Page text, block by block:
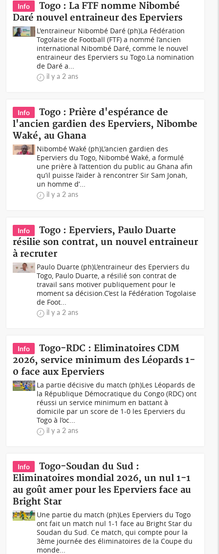
Info
Togo : La FTF nomme Nibombé
Daré nouvel entraineur des Eperviers
L'entraineur Nibombé Daré (ph)La Fédération
Togolaise de Football (FTF) a nommé l’ancien
international Nibombé Daré, comme le nouvel
entraineur des Eperviers su Togo.La nomination
de Daré a...
il y a 2 ans
Info
Togo : Prière d'espérance de
l'ancien gardien des Eperviers, Nibombe
Waké, au Ghana
Nibombé Waké (ph)L'ancien gardien des
Eperviers du Togo, Nibombé Waké, a formulé
une prière à l’attention du public au Ghana afin
qu’il puisse l’aider à rencontrer Sir Sam Jonah,
un homme d’...
il y a 2 ans
Info
Togo : Eperviers, Paulo Duarte
résilie son contrat, un nouvel entraineur
à recruter
Paulo Duarte (ph)L’entraineur des Eperviers du
Togo, Paulo Duarte, a résilié son contrat de
travail sans motiver publiquement pour le
moment sa décision.C’est la Fédération Togolaise
de Foot...
il y a 2 ans
Info
Togo-RDC : Eliminatoires CDM
2026, service minimum des Léopards 1-
0 face aux Eperviers
La partie décisive du match (ph)Les Léopards de
la République Démocratique du Congo (RDC) ont
réussi un service minimum en battant à
domicile par un score de 1-0 les Eperviers du
Togo à l’oc...
il y a 2 ans
Info
Togo-Soudan du Sud :
Eliminatoires mondial 2026, un nul 1-1
au goût amer pour les Eperviers face au
Bright Star
Une partie du match (ph)Les Eperviers du Togo
ont fait un match nul 1-1 face au Bright Star du
Soudan du Sud. Ce match, qui compte pour la
3ème journée des éliminatoires de la Coupe du
monde...